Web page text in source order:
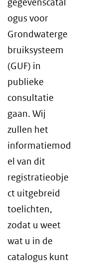
ogus voor
Grondwaterge
bruiksysteem
(GUF) in
publieke
consultatie
gaan. Wij
zullen het
informatiemod
el van dit
registratieobje
ct uitgebreid
toelichten,
zodat u weet
wat u in de
catalogus kunt